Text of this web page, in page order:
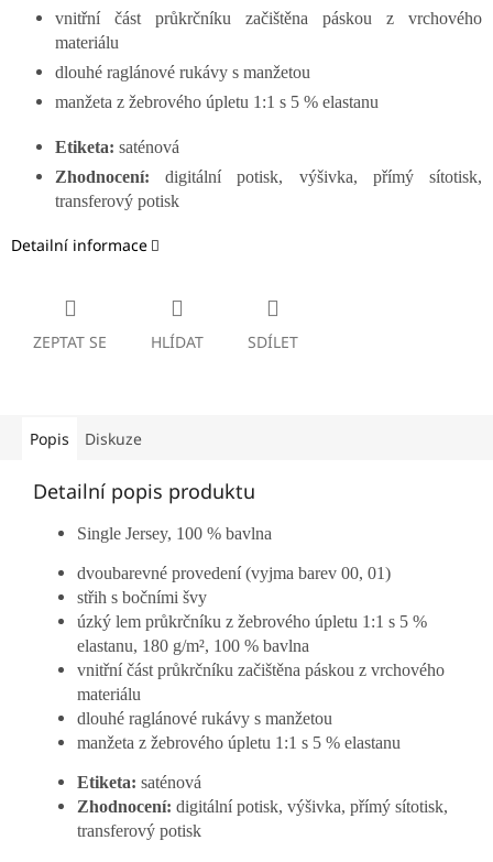
vnitřní část průkrčníku začištěna páskou z vrchového
materiálu
dlouhé raglánové rukávy s manžetou
manžeta z žebrového úpletu 1:1 s 5 % elastanu
Etiketa: saténová
Zhodnocení: digitální potisk, výšivka, přímý sítotisk,
transferový potisk
Detailní informace
ZEPTAT SE HLÍDAT SDÍLET
Popis Diskuze
Detailní popis produktu
Single Jersey, 100 % bavlna
dvoubarevné provedení (vyjma barev 00, 01)
střih s bočními švy
úzký lem průkrčníku z žebrového úpletu 1:1 s 5 %
elastanu, 180 g/m², 100 % bavlna
vnitřní část průkrčníku začištěna páskou z vrchového
materiálu
dlouhé raglánové rukávy s manžetou
manžeta z žebrového úpletu 1:1 s 5 % elastanu
Etiketa: saténová
Zhodnocení: digitální potisk, výšivka, přímý sítotisk,
transferový potisk